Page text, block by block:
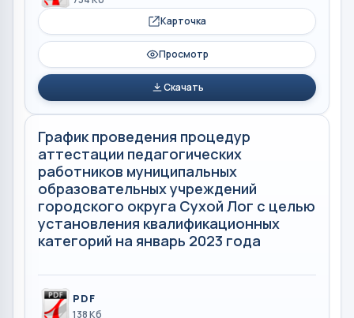
Карточка
Просмотр
Скачать
График проведения процедур
аттестации педагогических
работников муниципальных
образовательных учреждений
городского округа Сухой Лог с целью
установления квалификационных
категорий на январь 2023 года
PDF
138 Кб